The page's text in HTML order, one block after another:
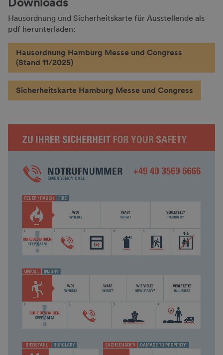
Hausordnung und Sicherheitskarte für Ausstellende als
pdf herunterladen:
Hausordnung Hamburg Messe und Congress
(Stand 11/2025)
Sicherheitskarte Hamburg Messe und Congress